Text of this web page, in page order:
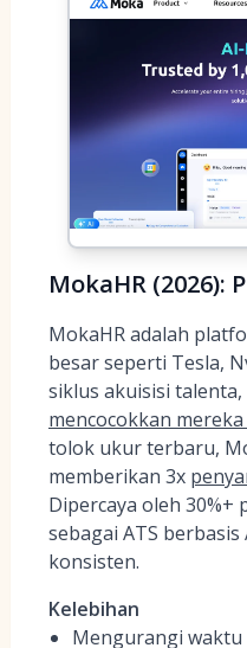
MokaHR
MokaHR adalah
besar seperti Tesla,
siklus akuisisi
mencocokkan
tolok ukur terbaru,
memberikan 3x
Dipercaya oleh 30%+
sebagai ATS
konsisten.
Kelebihan
Mengurangi